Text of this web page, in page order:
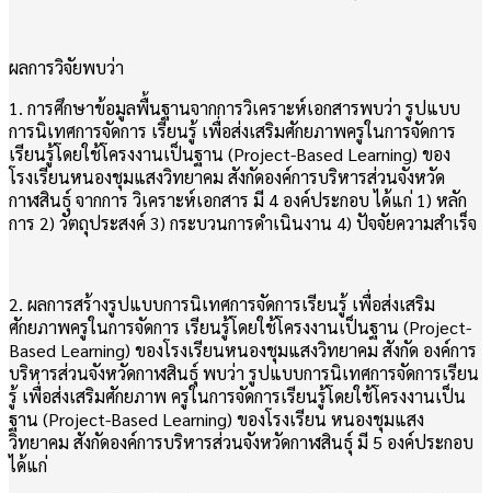
ผลการวิจัยพบว่า
1. การศึกษาข้อมูลพื้นฐานจากการวิเคราะห์เอกสารพบว่า รูปแบบ
การนิเทศการจัดการ เรียนรู้ เพื่อส่งเสริมศักยภาพครูในการจัดการ
เรียนรู้โดยใช้โครงงานเป็นฐาน (Project-Based Learning) ของ
โรงเรียนหนองชุมแสงวิทยาคม สังกัดองค์การบริหารส่วนจังหวัด
กาฬสินธุ์ จากการ วิเคราะห์เอกสาร มี 4 องค์ประกอบ ได้แก่ 1) หลัก
การ 2) วัตถุประสงค์ 3) กระบวนการดำเนินงาน 4) ปัจจัยความสำเร็จ
2. ผลการสร้างรูปแบบการนิเทศการจัดการเรียนรู้ เพื่อส่งเสริม
ศักยภาพครูในการจัดการ เรียนรู้โดยใช้โครงงานเป็นฐาน (Project-
Based Learning) ของโรงเรียนหนองชุมแสงวิทยาคม สังกัด องค์การ
บริหารส่วนจังหวัดกาฬสินธุ์ พบว่า รูปแบบการนิเทศการจัดการเรียน
รู้ เพื่อส่งเสริมศักยภาพ ครูในการจัดการเรียนรู้โดยใช้โครงงานเป็น
ฐาน (Project-Based Learning) ของโรงเรียน หนองชุมแสง
วิทยาคม สังกัดองค์การบริหารส่วนจังหวัดกาฬสินธุ์ มี 5 องค์ประกอบ
ได้แก่